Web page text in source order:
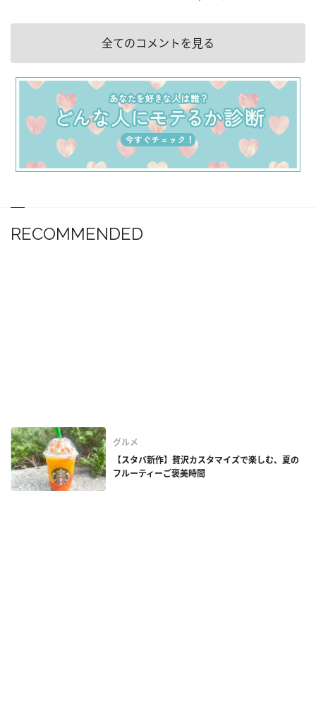
全てのコメントを見る
RECOMMENDED
グルメ
【スタバ新作】贅沢カスタマイズで楽しむ、夏の
フルーティーご褒美時間